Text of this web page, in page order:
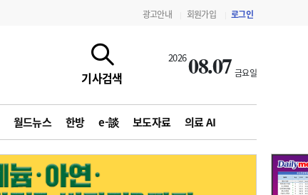
광고안내 회원가입 로그인
기사검색
202608.07 금요일
월드뉴스 한방 e-談 보도자료 의료 AI